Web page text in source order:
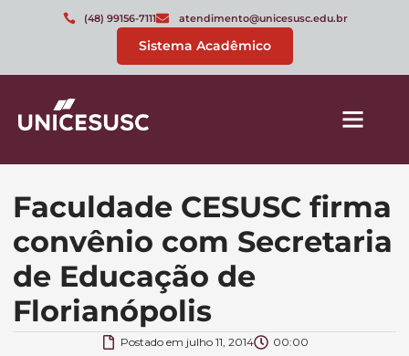
(48) 99156-7111 atendimento@unicesusc.edu.br
Sistema Acadêmico
Faculdade CESUSC firma
convênio com Secretaria
de Educação de
Florianópolis
Postado em julho 11, 2014 00:00